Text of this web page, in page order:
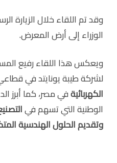
وقد تم اللقاء خلال الزيارة
الوزراء إلى أرض المعرض.
ويعكس هذا اللقاء رفيع
لشركة طيبة يونايتد في
الكهربائيةفي مصر، كما أبرز
الوطنية التي تسهم في
وتقديم الحلول الهندسية